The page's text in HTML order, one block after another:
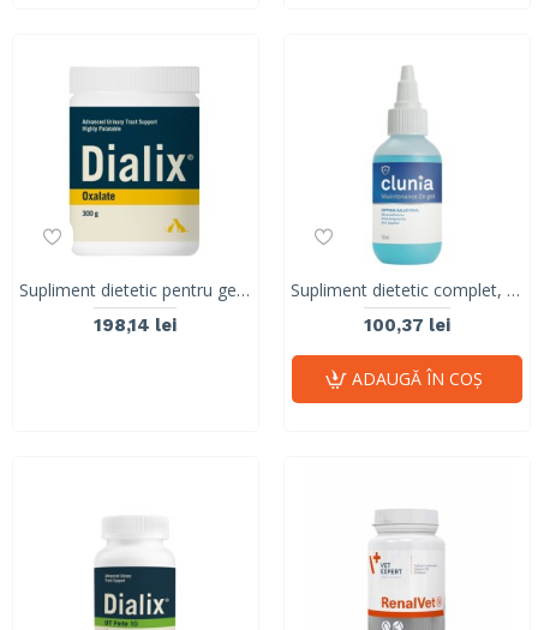
Supliment dietetic pentru gestionarea urolitilor de oxalat de calciu, cistina si urati, Dialix Oxalate, Vetnova, 300g
198,14 lei
Supliment dietetic complet, pentru managementul struvitilor si afectiunilor tractului urinar inferior, CLUNIA Maint ZnGel Oral, 59 ml
100,37 lei
ADAUGĂ ÎN COŞ